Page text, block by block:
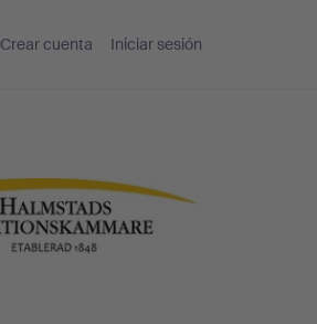
Crear cuenta Iniciar sesión